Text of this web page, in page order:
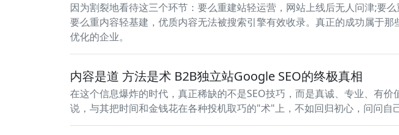
因为割裂地看待这三个环节：要么重建站轻运营，网站上线后无人问津;要
要么重内容轻基建，优质内容无法被搜索引擎有效收录。真正的成功属于
优化的企业。
内容是道 方法是术 B2B独立站Google SEO的终极真相
在这个信息爆炸的时代，真正稀缺的不是SEO技巧，而是真诚、专业、有
说，与其把时间和金钱花在各种投机取巧的"术"上，不如回归初心，问问自